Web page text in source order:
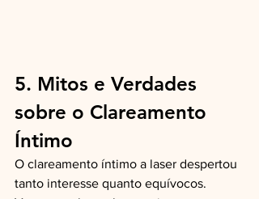
5. Mitos e Verdades
sobre o Clareamento
Íntimo
O clareamento íntimo a laser despertou
tanto interesse quanto equívocos.